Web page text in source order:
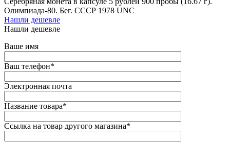
Олимпиада-80. Бег. СССР 1978 UNC
Нашли дешевле
Нашли дешевле
Ваше имя
Ваш телефон*
Электронная почта
Название товара*
Ссылка на товар другого магазина*